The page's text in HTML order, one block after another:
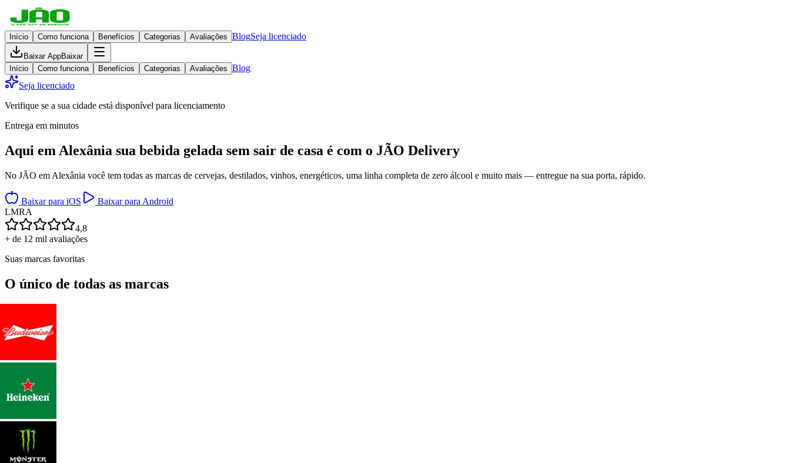
Início Como funciona Benefícios Categorias Avaliações BlogSeja licenciado
Baixar AppBaixar
Início
Como funciona Benefícios Categorias Avaliações Blog
Seja licenciado
Verifique se a sua cidade está disponível para licenciamento
Entrega em minutos
Aqui em Alexânia sua bebida gelada sem sair de casa é com o JÃO Delivery
No JÃO em Alexânia você tem todas as marcas de cervejas, destilados, vinhos, energéticos, uma linha completa de zero álcool e muito mais — entregue na sua porta, rápido.
Baixar para iOS
Baixar para Android
LMRA
4,8
+ de 12 mil avaliações
Suas marcas favoritas
O único de todas as marcas